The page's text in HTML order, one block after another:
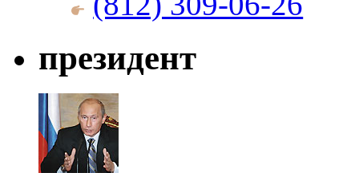
президент